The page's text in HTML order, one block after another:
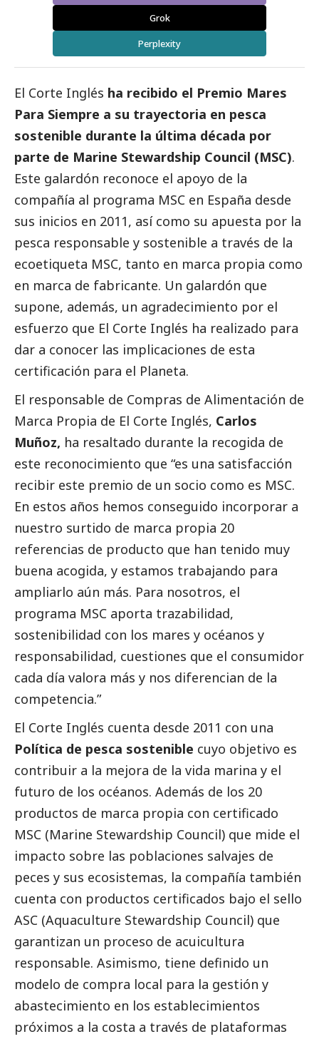
Grok
Perplexity
El Corte Inglés ha recibido el Premio Mares
Para Siempre a su trayectoria en pesca
sostenible durante la última década por
parte de Marine Stewardship Council (MSC).
Este galardón reconoce el apoyo de la
compañía al programa MSC en España desde
sus inicios en 2011, así como su apuesta por la
pesca responsable y sostenible a través de la
ecoetiqueta MSC, tanto en marca propia como
en marca de fabricante. Un galardón que
supone, además, un agradecimiento por el
esfuerzo que El Corte Inglés ha realizado para
dar a conocer las implicaciones de esta
certificación para el Planeta.
El responsable de Compras de Alimentación de
Marca Propia de El Corte Inglés, Carlos
Muñoz, ha resaltado durante la recogida de
este reconocimiento que “es una satisfacción
recibir este premio de un socio como es MSC.
En estos años hemos conseguido incorporar a
nuestro surtido de marca propia 20
referencias de producto que han tenido muy
buena acogida, y estamos trabajando para
ampliarlo aún más. Para nosotros, el
programa MSC aporta trazabilidad,
sostenibilidad con los mares y océanos y
responsabilidad, cuestiones que el consumidor
cada día valora más y nos diferencian de la
competencia.”
El Corte Inglés cuenta desde 2011 con una
Política de pesca sostenible cuyo objetivo es
contribuir a la mejora de la vida marina y el
futuro de los océanos. Además de los 20
productos de marca propia con certificado
MSC (Marine Stewardship Council) que mide el
impacto sobre las poblaciones salvajes de
peces y sus ecosistemas, la compañía también
cuenta con productos certificados bajo el sello
ASC (Aquaculture Stewardship Council) que
garantizan un proceso de acuicultura
responsable. Asimismo, tiene definido un
modelo de compra local para la gestión y
abastecimiento en los establecimientos
próximos a la costa a través de plataformas